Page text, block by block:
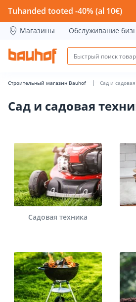
Aed ja aiatehnika - Bauhof has loaded
Tuhanded tooted -40% (al 10€)
Магазины Обслуживание
Строительный магазин Bauhof Сад и
Сад и садовая
Садовая техника